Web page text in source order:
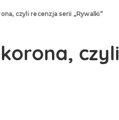
czyli recenzja serii „Rywalki”
czyli